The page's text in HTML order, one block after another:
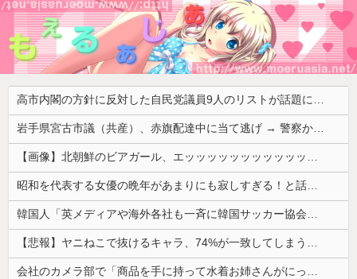
高市内閣の方針に反対した自民党議員9人のリストが話題に、「岩屋はどこへ行った？」との指摘もあるが……
岩手県宮古市議（共産）、赤旗配達中に当て逃げ → 警察から連絡が来て宮古署を訪れ事情聴取
【画像】北朝鮮のビアガール、エッッッッッッッッッッッッッッッッッ！
昭和を代表する女優の晩年があまりにも寂しすぎる！と話題に、自身の子供を餓死する寸前までネグレクトした挙句……
韓国人「英メディアや海外各社も一斉に韓国サッカー協会を巡る過去の不祥事を報道！」→「国際的な信用失墜の危機‥」
【悲報】ヤニねこで抜けるキャラ、74%が一致してしまうｗｗｗｗｗ
会社のカメラ部で「商品を手に持って水着お姉さんがにっこり」を撮影、だがお姉さんは素人アルバイトで親バレした結果……